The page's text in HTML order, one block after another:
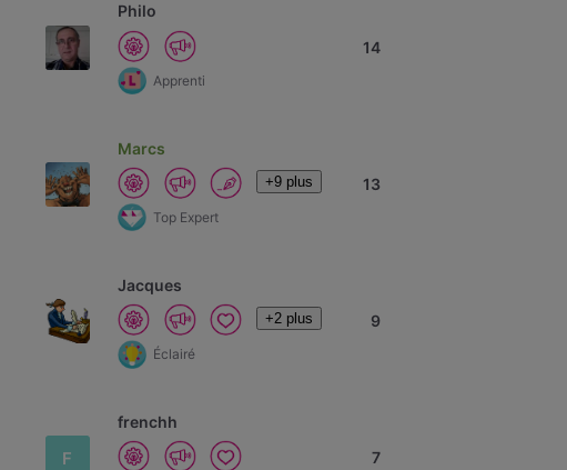
Philo
Apprenti
14
Marcs
+9 plus
Top Expert
13
Jacques
+2 plus
Éclairé
9
F
frenchh
7